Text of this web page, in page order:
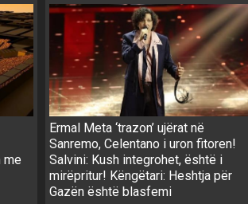
me
Ermal Meta ‘trazon’ ujërat në
Sanremo, Celentano i uron fitoren!
Salvini: Kush integrohet, është i
mirëpritur! Këngëtari: Heshtja për
Gazën është blasfemi